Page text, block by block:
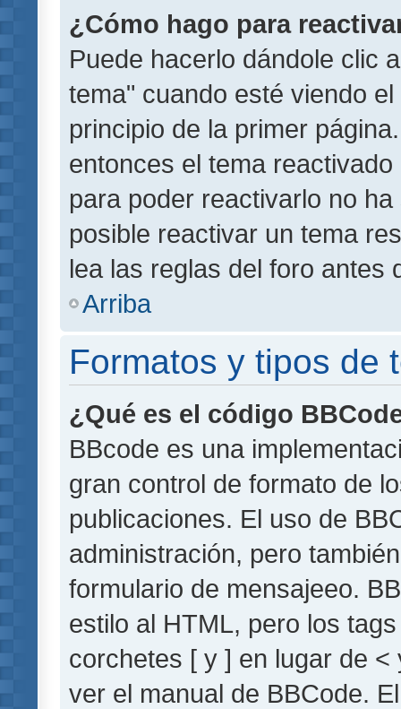
¿Cómo hago para
Puede hacerlo dándole clic
tema" cuando esté viendo
principio de la primer
entonces el tema
para poder reactivarlo no
posible reactivar un tema
lea las reglas del foro antes
Arriba
Formatos y tipos de
¿Qué es el código
BBcode es una
gran control de formato de
publicaciones. El uso de
administración, pero
formulario de mensajeeo.
estilo al HTML, pero los
corchetes [ y ] en lugar de
ver el manual de BBCode.